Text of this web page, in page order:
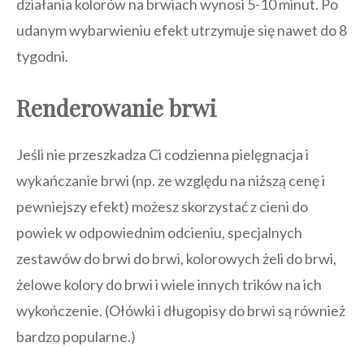
działania kolorów na brwiach wynosi 5-10 minut. Po
udanym wybarwieniu efekt utrzymuje się nawet do 8
tygodni.
Renderowanie brwi
Jeśli nie przeszkadza Ci codzienna pielęgnacja i
wykańczanie brwi (np. ze względu na niższą cenę i
pewniejszy efekt) możesz skorzystać z cieni do
powiek w odpowiednim odcieniu, specjalnych
zestawów do brwi do brwi, kolorowych żeli do brwi,
żelowe kolory do brwi i wiele innych trików na ich
wykończenie. (Ołówki i długopisy do brwi są również
bardzo popularne.)